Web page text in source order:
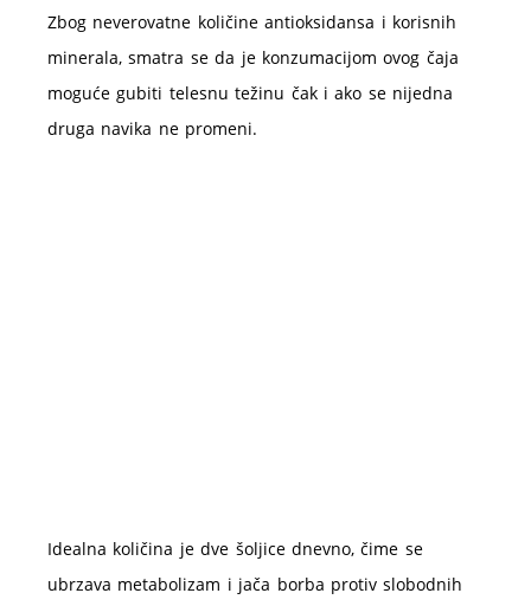
Zbog neverovatne količine antioksidansa i korisnih
minerala, smatra se da je konzumacijom ovog čaja
moguće gubiti telesnu težinu čak i ako se nijedna
druga navika ne promeni.
Idealna količina je dve šoljice dnevno, čime se
ubrzava metabolizam i jača borba protiv slobodnih